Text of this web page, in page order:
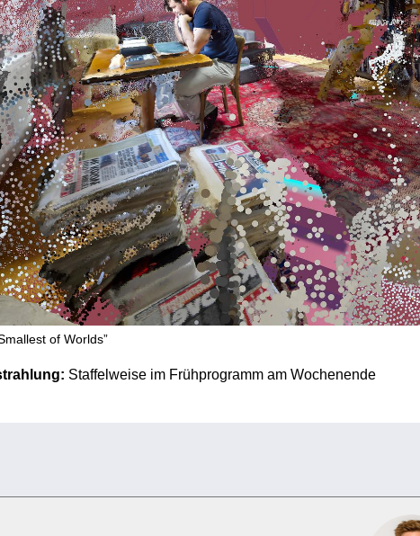
of Worlds”
Staffelweise im Frühprogramm am Wochenende